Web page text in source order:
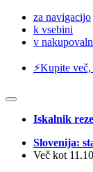
za navigacijo
k vsebini
v
⚡️Kupite
Iskalnik
Slovenija:
Več kot